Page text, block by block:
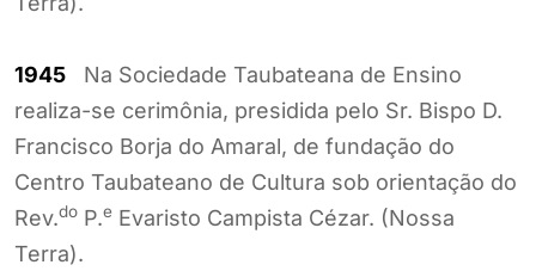
1945 Na Sociedade Taubateana de Ensino
realiza-se cerimônia, presidida pelo Sr. Bispo D.
Francisco Borja do Amaral, de fundação do
Centro Taubateano de Cultura sob orientação do
Rev.do P.e Evaristo Campista Cézar. (Nossa
Terra).